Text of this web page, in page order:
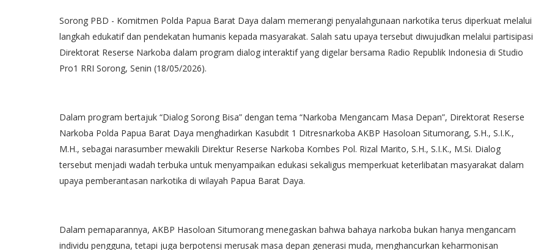
Sorong PBD - Komitmen Polda Papua Barat Daya dalam memerangi penyalahgunaan narkotika terus diperkuat melalui
langkah edukatif dan pendekatan humanis kepada masyarakat. Salah satu upaya tersebut diwujudkan melalui partisipasi
Direktorat Reserse Narkoba dalam program dialog interaktif yang digelar bersama Radio Republik Indonesia di Studio
Pro1 RRI Sorong, Senin (18/05/2026).
Dalam program bertajuk “Dialog Sorong Bisa” dengan tema “Narkoba Mengancam Masa Depan”, Direktorat Reserse
Narkoba Polda Papua Barat Daya menghadirkan Kasubdit 1 Ditresnarkoba AKBP Hasoloan Situmorang, S.H., S.I.K.,
M.H., sebagai narasumber mewakili Direktur Reserse Narkoba Kombes Pol. Rizal Marito, S.H., S.I.K., M.Si. Dialog
tersebut menjadi wadah terbuka untuk menyampaikan edukasi sekaligus memperkuat keterlibatan masyarakat dalam
upaya pemberantasan narkotika di wilayah Papua Barat Daya.
Dalam pemaparannya, AKBP Hasoloan Situmorang menegaskan bahwa bahaya narkoba bukan hanya mengancam
individu pengguna, tetapi juga berpotensi merusak masa depan generasi muda, menghancurkan keharmonisan